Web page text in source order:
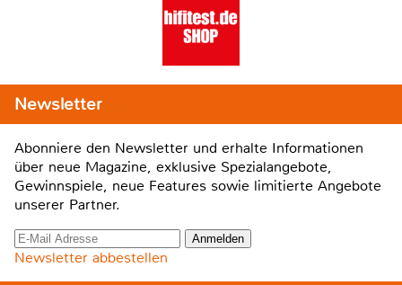
Newsletter
Abonniere den Newsletter und erhalte Informationen
über neue Magazine, exklusive Spezialangebote,
Gewinnspiele, neue Features sowie limitierte Angebote
unserer Partner.
Newsletter abbestellen